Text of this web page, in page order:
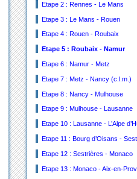
Etape 2 : Rennes - Le Mans
Etape 3 : Le Mans - Rouen
Etape 4 : Rouen - Roubaix
Etape 5 : Roubaix - Namur
Etape 6 : Namur - Metz
Etape 7 : Metz - Nancy (c.l.m.)
Etape 8 : Nancy - Mulhouse
Etape 9 : Mulhouse - Lausanne
Etape 10 : Lausanne - L’Alpe
Etape 11 : Bourg d’Oisans -
Etape 12 : Sestrières - Monaco
Etape 13 : Monaco - Aix-en-